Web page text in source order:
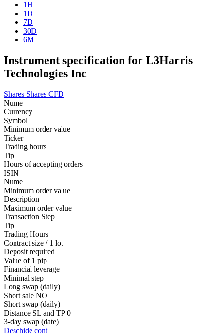
1H
1D
7D
30D
6M
Instrument specification for L3Harris
Technologies Inc
Shares Shares CFD
Nume
Currency
Symbol
Minimum order value
Ticker
Trading hours
Tip
Hours of accepting orders
ISIN
Nume
Minimum order value
Description
Maximum order value
Transaction Step
Tip
Trading Hours
Contract size / 1 lot
Deposit required
Value of 1 pip
Financial leverage
Minimal step
Long swap (daily)
Short sale NO
Short swap (daily)
Distance SL and TP 0
3-day swap (date)
Deschide cont